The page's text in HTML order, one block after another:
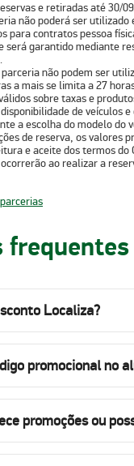
e retiradas até 30/
não poderá ser
para contratos pessoa
será garantido mediante
não podem ser
a mais se limita a 27
sobre taxas e
de veículos
a escolha do modelo do
de reserva, os valores
e aceite dos termos do
ao realizar a
frequentes
Localiza?
promocional no
promoções ou